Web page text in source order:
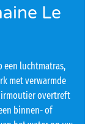
Le
een luchtmatras,
met verwarmde
overtreft
binnen- of